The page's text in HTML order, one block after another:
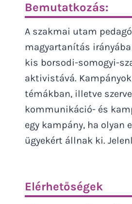
Bemutatkozás:
A szakmai utam
magyartanítás
kis borsodi-somogyi-
aktivistává.
témákban, illetve
kommunikáció- és
egy kampány, ha olyan
ügyekért állnak ki.
Elérhetőségek